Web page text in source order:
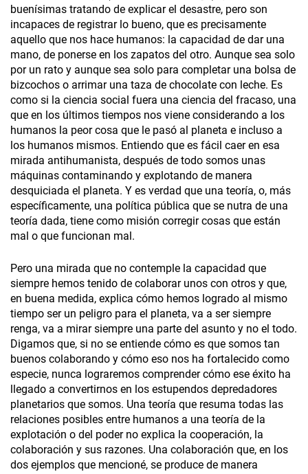
buenísimas tratando de explicar el desastre, pero son
incapaces de registrar lo bueno, que es precisamente
aquello que nos hace humanos: la capacidad de dar una
mano, de ponerse en los zapatos del otro. Aunque sea solo
por un rato y aunque sea solo para completar una bolsa de
bizcochos o arrimar una taza de chocolate con leche. Es
como si la ciencia social fuera una ciencia del fracaso, una
que en los últimos tiempos nos viene considerando a los
humanos la peor cosa que le pasó al planeta e incluso a
los humanos mismos. Entiendo que es fácil caer en esa
mirada antihumanista, después de todo somos unas
máquinas contaminando y explotando de manera
desquiciada el planeta. Y es verdad que una teoría, o, más
específicamente, una política pública que se nutra de una
teoría dada, tiene como misión corregir cosas que están
mal o que funcionan mal.
Pero una mirada que no contemple la capacidad que
siempre hemos tenido de colaborar unos con otros y que,
en buena medida, explica cómo hemos logrado al mismo
tiempo ser un peligro para el planeta, va a ser siempre
renga, va a mirar siempre una parte del asunto y no el todo.
Digamos que, si no se entiende cómo es que somos tan
buenos colaborando y cómo eso nos ha fortalecido como
especie, nunca lograremos comprender cómo ese éxito ha
llegado a convertirnos en los estupendos depredadores
planetarios que somos. Una teoría que resuma todas las
relaciones posibles entre humanos a una teoría de la
explotación o del poder no explica la cooperación, la
colaboración y sus razones. Una colaboración que, en los
dos ejemplos que mencioné, se produce de manera